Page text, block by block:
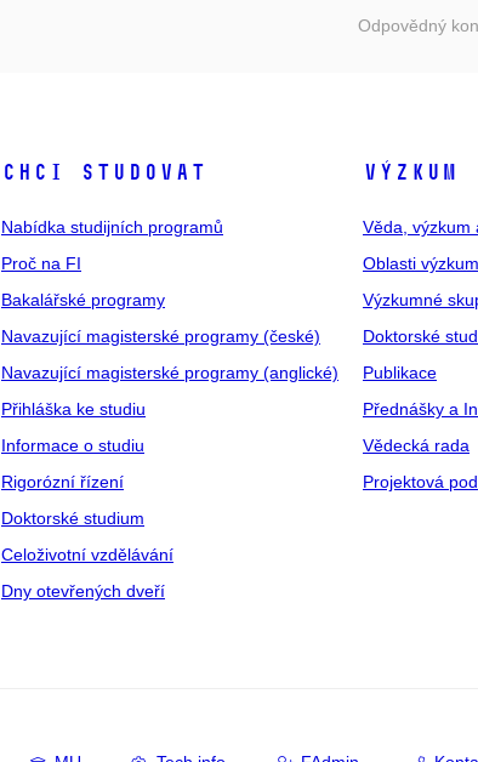
Odpovědný
CHCI STUDOVAT
Nabídka studijních programů
Proč na FI
Bakalářské programy
Navazující magisterské programy (české)
Navazující magisterské programy (anglické)
Přihláška ke studiu
Informace o studiu
Rigorózní řízení
Doktorské studium
Celoživotní vzdělávání
Dny otevřených dveří
VÝZKUM
Věda, výzkum
Oblasti
Výzkumné
Doktorské
Publikace
Přednášky a
Vědecká rada
Projektová